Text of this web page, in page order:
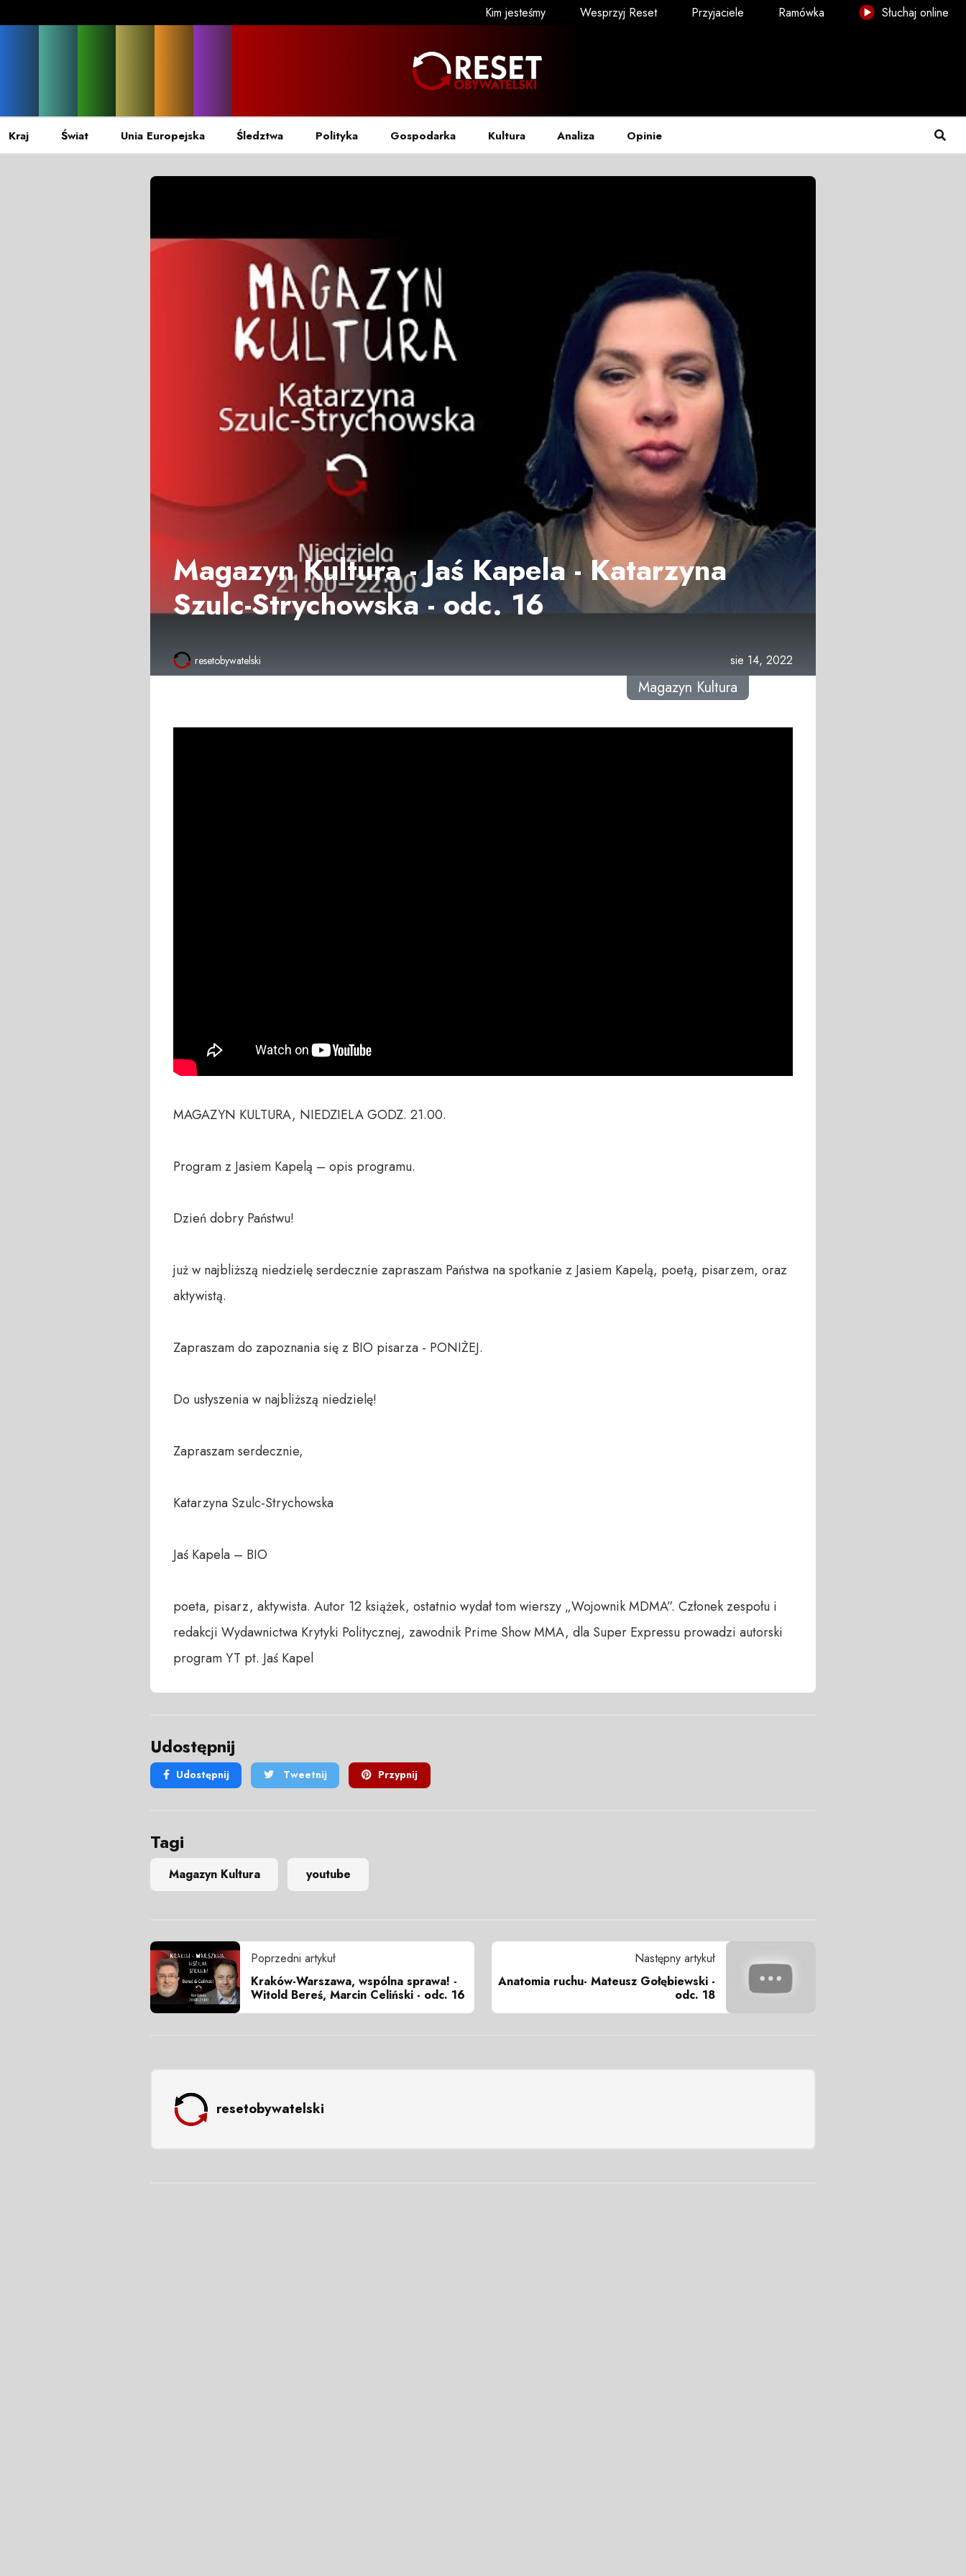
Kim jesteśmy Wesprzyj Reset Przyjaciele Ramówka Słuchaj online
Kraj Świat Unia Europejska Śledztwa Polityka Gospodarka Kultura Analiza Opinie
Magazyn Kultura - Jaś Kapela - Katarzyna
Szulc-Strychowska - odc. 16
resetobywatelski sie 14, 2022
Magazyn Kultura
MAGAZYN KULTURA, NIEDZIELA GODZ. 21.00.
Program z Jasiem Kapelą – opis programu.
Dzień dobry Państwu!
już w najbliższą niedzielę serdecznie zapraszam Państwa na spotkanie z Jasiem Kapelą, poetą, pisarzem, oraz
aktywistą.
Zapraszam do zapoznania się z BIO pisarza - PONIŻEJ.
Do usłyszenia w najbliższą niedzielę!
Zapraszam serdecznie,
Katarzyna Szulc-Strychowska
Jaś Kapela – BIO
poeta, pisarz, aktywista. Autor 12 książek, ostatnio wydał tom wierszy „Wojownik MDMA”. Członek zespołu i
redakcji Wydawnictwa Krytyki Politycznej, zawodnik Prime Show MMA, dla Super Expressu prowadzi autorski
program YT pt. Jaś Kapel
Udostępnij
Udostępnij Tweetnij Przypnij
Tagi
Magazyn Kultura youtube
Poprzedni artykuł
Kraków-Warszawa, wspólna sprawa! -
Witold Bereś, Marcin Celiński - odc. 16
Następny artykuł
Anatomia ruchu- Mateusz Gołębiewski -
odc. 18
resetobywatelski